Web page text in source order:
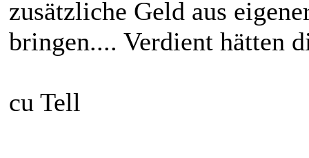
zusätzliche Geld aus
bringen.... Verdient hätten
cu Tell